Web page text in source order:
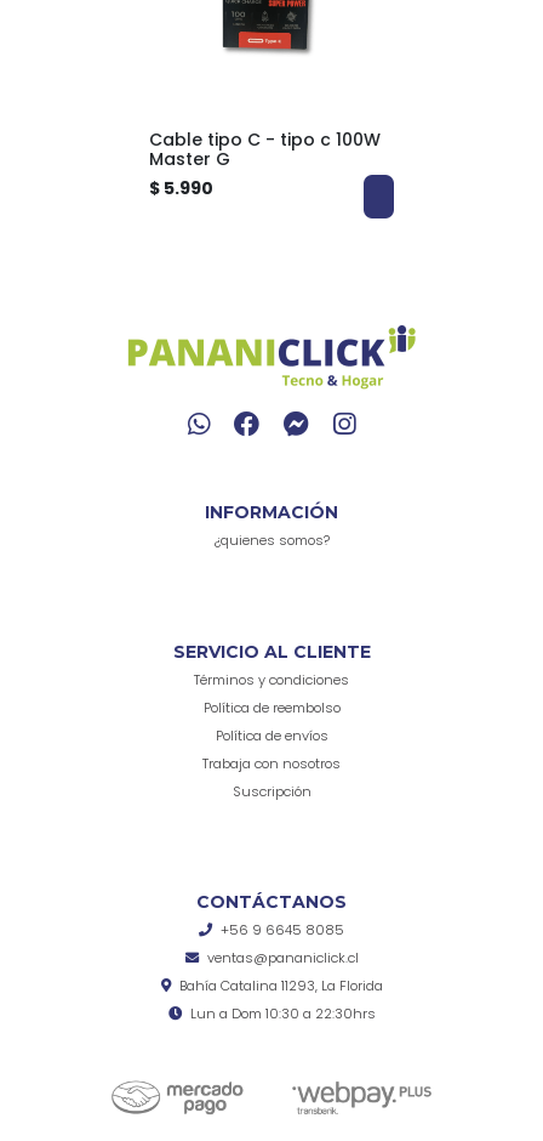
Cable tipo C - tipo c 100W
Master G
$ 5.990
INFORMACIÓN
¿quienes somos?
SERVICIO AL CLIENTE
Términos y condiciones
Política de reembolso
Política de envíos
Trabaja con nosotros
Suscripción
CONTÁCTANOS
+56 9 6645 8085
ventas@pananiclick.cl
Bahía Catalina 11293, La Florida
Lun a Dom 10:30 a 22:30hrs